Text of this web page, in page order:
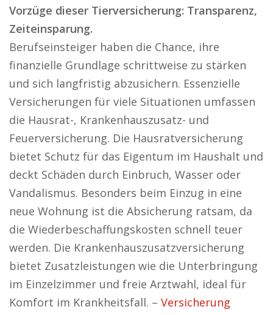
Vorzüge dieser Tierversicherung: Transparenz,
Zeiteinsparung.
Berufseinsteiger haben die Chance, ihre
finanzielle Grundlage schrittweise zu stärken
und sich langfristig abzusichern. Essenzielle
Versicherungen für viele Situationen umfassen
die Hausrat-, Krankenhauszusatz- und
Feuerversicherung. Die Hausratversicherung
bietet Schutz für das Eigentum im Haushalt und
deckt Schäden durch Einbruch, Wasser oder
Vandalismus. Besonders beim Einzug in eine
neue Wohnung ist die Absicherung ratsam, da
die Wiederbeschaffungskosten schnell teuer
werden. Die Krankenhauszusatzversicherung
bietet Zusatzleistungen wie die Unterbringung
im Einzelzimmer und freie Arztwahl, ideal für
Komfort im Krankheitsfall. – Versicherung